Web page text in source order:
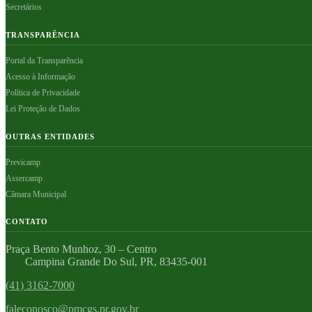
Secretários
TRANSPARÊNCIA
Portal da Transparência
Acesso à Informação
Política de Privacidade
Lei Proteção de Dados
OUTRAS ENTIDADES
Previcamp
Assercamp
Câmara Municipal
CONTATO
Praça Bento Munhoz, 30 – Centro
Campina Grande Do Sul, PR, 83435-001
(41) 3162-7000
faleconosco@pmcgs.pr.gov.br